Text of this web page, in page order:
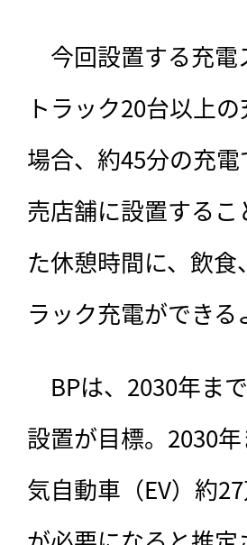
今回設置する充電
トラック20台以上
場合、約45分の充
売店舗に設置する
た休憩時間に、飲
ラック充電ができる
BPは、2030年ま
設置が目標。2030
気自動車（EV）約